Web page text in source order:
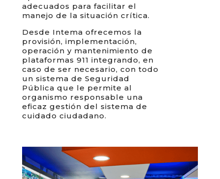
adecuados para facilitar el
manejo de la situación crítica.
Desde Intema ofrecemos la
provisión, implementación,
operación y mantenimiento de
plataformas 911 integrando, en
caso de ser necesario, con todo
un sistema de Seguridad
Pública que le permite al
organismo responsable una
eficaz gestión del sistema de
cuidado ciudadano.